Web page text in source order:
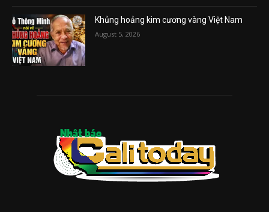
Khủng hoảng kim cương vàng Việt Nam
August 5, 2026